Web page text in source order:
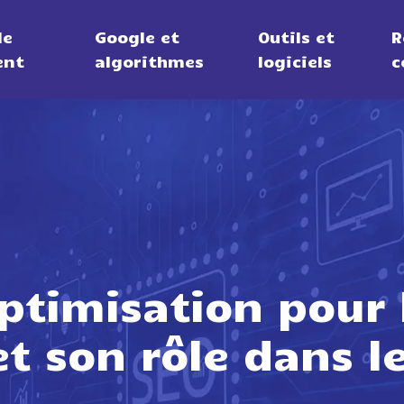
Google et
algorithmes
Outils et
logiciels
son rôle dans